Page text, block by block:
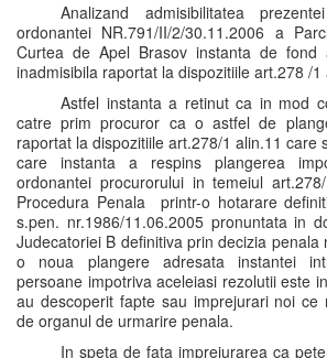
Analizand admisibilitatea
ordonantei NR.791/II/2/30.11.2006 a
Curtea de Apel Brasov instanta de fond
inadmisibila raportat la dispozitiile art.278 /1
Astfel instanta a retinut ca in mod
catre prim procuror ca o astfel de
raportat la dispozitiile art.278/1 alin.11 care
care instanta a respins plangerea
ordonantei procurorului in temeiul
Procedura Penala printr-o hotarare
s.pen. nr.1986/11.06.2005 pronuntata in
Judecatoriei B definitiva prin decizia
o noua plangere adresata instantei
persoane impotriva aceleiasi rezolutii este
au descoperit fapte sau imprejurari noi ce
de organul de urmarire penala.
In speta de fata imprejurarea ca